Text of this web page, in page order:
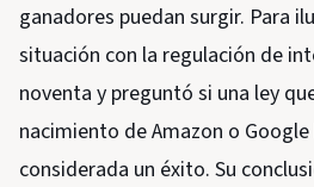
ganadores puedan surgir. Para
situación con la regulación de
noventa y preguntó si una ley
nacimiento de Amazon o
considerada un éxito. Su